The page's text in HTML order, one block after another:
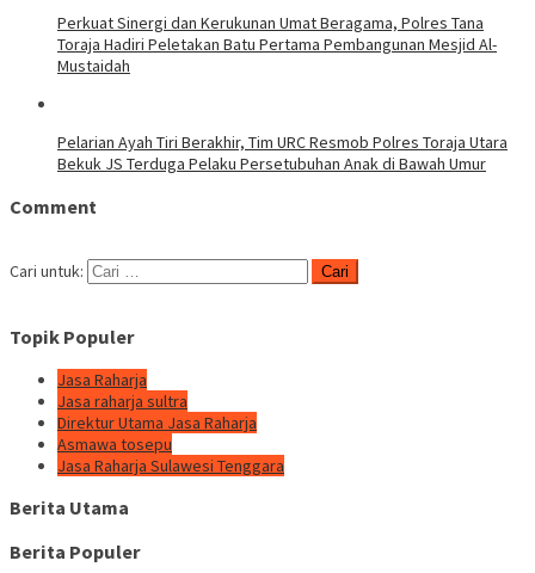
Perkuat Sinergi dan Kerukunan Umat Beragama, Polres Tana
Toraja Hadiri Peletakan Batu Pertama Pembangunan Mesjid Al-
Mustaidah
Pelarian Ayah Tiri Berakhir, Tim URC Resmob Polres Toraja Utara
Bekuk JS Terduga Pelaku Persetubuhan Anak di Bawah Umur
Comment
Cari untuk:
Topik Populer
Jasa Raharja
Jasa raharja sultra
Direktur Utama Jasa Raharja
Asmawa tosepu
Jasa Raharja Sulawesi Tenggara
Berita Utama
Berita Populer